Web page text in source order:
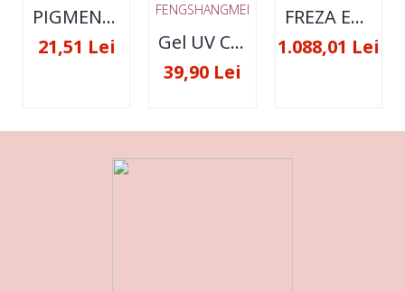
PIGMENT NEON SET 12 CULORI
21,51 Lei
FENGSHANGMEI
Gel UV Constructie FSM 50ML - 07
39,90 Lei
FREZA ELECTRICA STRONG 210 35000 RPM- ORIGINALA
1.088,01 Lei